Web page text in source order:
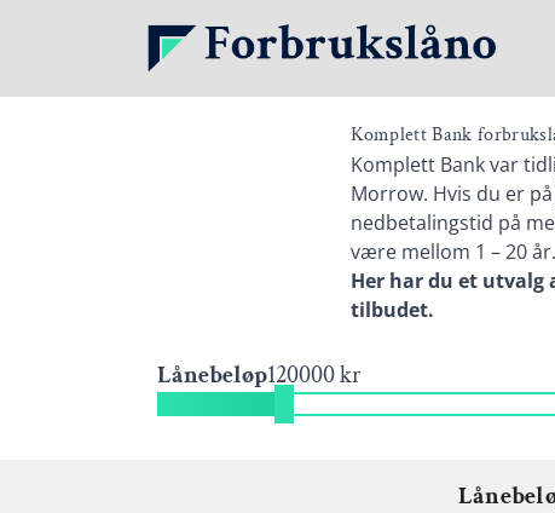
Komplett Bank
Komplett Bank var
Morrow. Hvis du er
nedbetalingstid på
være mellom 1 – 20
Her har du et utvalg
tilbudet.
Lånebeløp120000 kr